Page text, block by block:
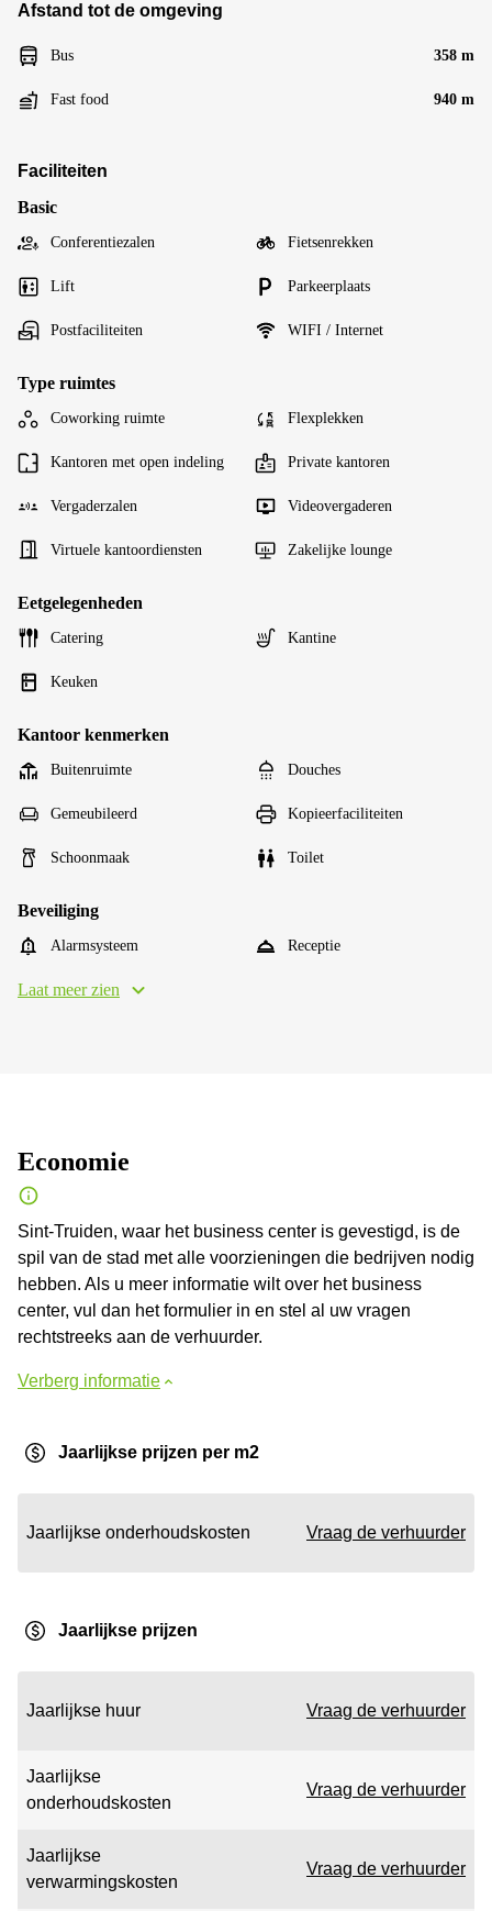
Afstand tot de omgeving
Bus 358 m
Fast food 940 m
Faciliteiten
Basic
Conferentiezalen Fietsenrekken
Lift Parkeerplaats
Postfaciliteiten WIFI / Internet
Type ruimtes
Coworking ruimte Flexplekken
Kantoren met open indeling Private kantoren
Vergaderzalen Videovergaderen
Virtuele kantoordiensten Zakelijke lounge
Eetgelegenheden
Catering Kantine
Keuken
Kantoor kenmerken
Buitenruimte Douches
Gemeubileerd Kopieerfaciliteiten
Schoonmaak Toilet
Beveiliging
Alarmsysteem Receptie
Laat meer zien
Economie
Sint-Truiden, waar het business center is gevestigd, is de
spil van de stad met alle voorzieningen die bedrijven nodig
hebben. Als u meer informatie wilt over het business
center, vul dan het formulier in en stel al uw vragen
rechtstreeks aan de verhuurder.
Verberg informatie
Jaarlijkse prijzen per m2
Jaarlijkse onderhoudskosten Vraag de verhuurder
Jaarlijkse prijzen
Jaarlijkse huur Vraag de verhuurder
Jaarlijkse
onderhoudskosten
Vraag de verhuurder
Jaarlijkse
verwarmingskosten
Vraag de verhuurder